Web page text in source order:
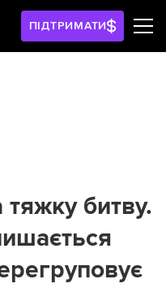
ПІДТРИМАТИ
тяжку битву.